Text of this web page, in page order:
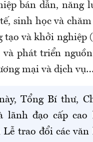
bán dẫn, năng
sinh học và chăm
tạo và khởi nghiệp
và phát triển
mại và dịch vụ…
Tổng Bí thư,
lãnh đạo cấp cao
Lễ trao đổi các văn